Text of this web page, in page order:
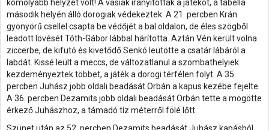
komolyabb helyzet volt! A vasiak irányították a játékot, a tabella
második helyén álló dorogiak védekeztek. A 21. percben Krán
gyönyörű csellel csapta be védőjét a bal oldalon, de éles szögből
leadott lövését Tóth-Gábor lábbal hárította. Aztán Vén került volna
ziccerbe, de kifutó és kivetődő Senkó leütötte a csatár lábáról a
labdát. Kissé leült a meccs, de változatlanul a szombathelyiek
kezdeményeztek többet, a játék a dorogi térfélen folyt. A 35.
percben Juhász jobb oldali beadását Orbán a kapus kezébe fejelte.
A 36. percben Dezamits jobb oldali beadását Orbán tette a mögötte
érkező Juhászhoz, a támadó tíz méterről fölé lőtt.